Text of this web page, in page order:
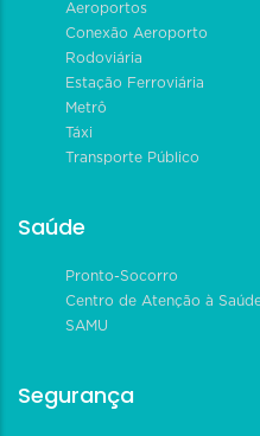
Aeroportos
Conexão Aeroporto
Rodoviária
Estação Ferroviária
Metrô
Táxi
Transporte Público
Saúde
Pronto-Socorro
Centro de Atenção à
SAMU
Segurança